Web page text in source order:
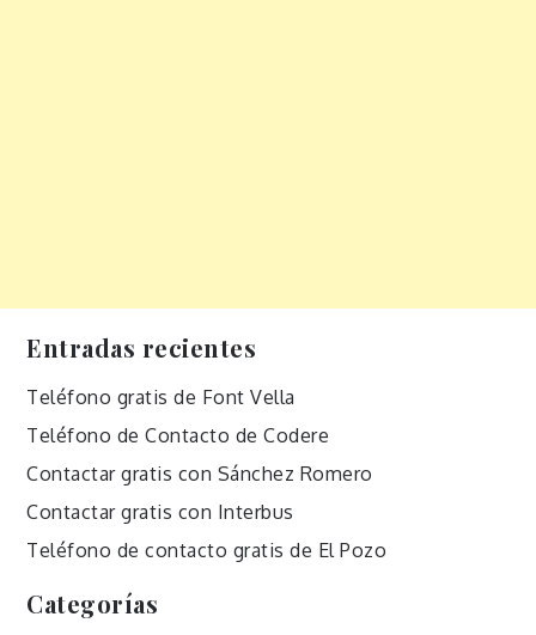
Entradas recientes
Teléfono gratis de Font Vella
Teléfono de Contacto de Codere
Contactar gratis con Sánchez Romero
Contactar gratis con Interbus
Teléfono de contacto gratis de El Pozo
Categorías